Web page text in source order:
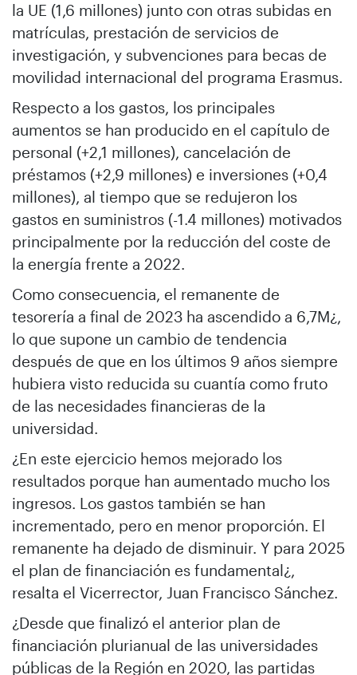
la UE (1,6 millones) junto con otras subidas en
matrículas, prestación de servicios de
investigación, y subvenciones para becas de
movilidad internacional del programa Erasmus.
Respecto a los gastos, los principales
aumentos se han producido en el capítulo de
personal (+2,1 millones), cancelación de
préstamos (+2,9 millones) e inversiones (+0,4
millones), al tiempo que se redujeron los
gastos en suministros (-1.4 millones) motivados
principalmente por la reducción del coste de
la energía frente a 2022.
Como consecuencia, el remanente de
tesorería a final de 2023 ha ascendido a 6,7M¿,
lo que supone un cambio de tendencia
después de que en los últimos 9 años siempre
hubiera visto reducida su cuantía como fruto
de las necesidades financieras de la
universidad.
¿En este ejercicio hemos mejorado los
resultados porque han aumentado mucho los
ingresos. Los gastos también se han
incrementado, pero en menor proporción. El
remanente ha dejado de disminuir. Y para 2025
el plan de financiación es fundamental¿,
resalta el Vicerrector, Juan Francisco Sánchez.
¿Desde que finalizó el anterior plan de
financiación plurianual de las universidades
públicas de la Región en 2020, las partidas